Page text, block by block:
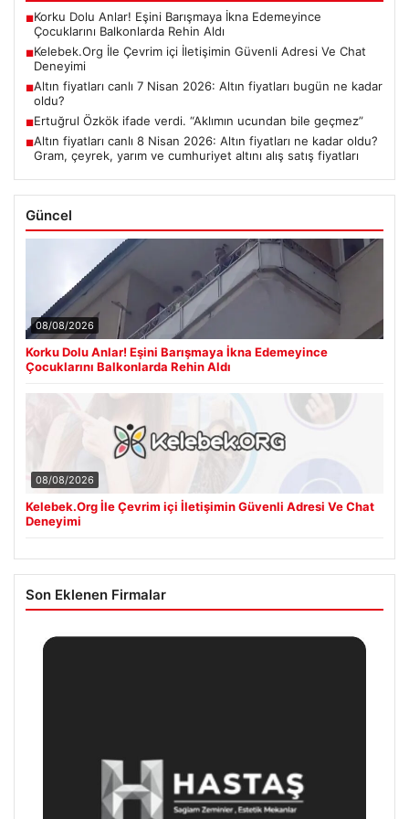
■Korku Dolu Anlar! Eşini Barışmaya İkna Edemeyince
Çocuklarını Balkonlarda Rehin Aldı
■Kelebek.Org İle Çevrim içi İletişimin Güvenli Adresi Ve Chat
Deneyimi
■Altın fiyatları canlı 7 Nisan 2026: Altın fiyatları bugün ne kadar
oldu?
■Ertuğrul Özkök ifade verdi. “Aklımın ucundan bile geçmez”
■Altın fiyatları canlı 8 Nisan 2026: Altın fiyatları ne kadar oldu?
Gram, çeyrek, yarım ve cumhuriyet altını alış satış fiyatları
Güncel
08/08/2026
Korku Dolu Anlar! Eşini Barışmaya İkna Edemeyince
Çocuklarını Balkonlarda Rehin Aldı
08/08/2026
Kelebek.Org İle Çevrim içi İletişimin Güvenli Adresi Ve Chat
Deneyimi
Son Eklenen Firmalar